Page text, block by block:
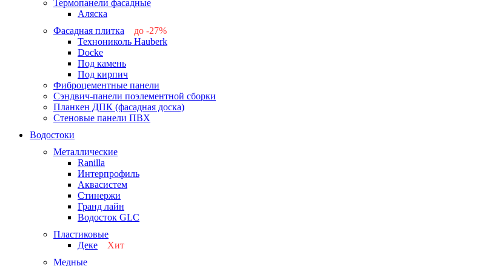
Термопанели фасадные
Аляска
Фасадная плитка
до -27%
Технониколь Hauberk
Docke
Под камень
Под кирпич
Фиброцементные панели
Сэндвич-панели поэлементной сборки
Планкен ДПК (фасадная доска)
Стеновые панели ПВХ
Водостоки
Металлические
Ranilla
Интерпрофиль
Аквасистем
Стинержи
Гранд лайн
Водосток GLC
Пластиковые
Деке
Хит
Медные